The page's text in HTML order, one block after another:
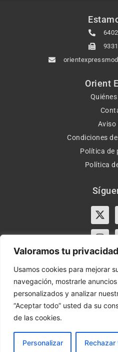
Valoramos tu privacidad
Usamos cookies para mejorar
navegación, mostrarle
personalizados y analizar
“Aceptar todo” usted da su
de las cookies.
Personalizar Rechazar
Orient
Aviso
Condiciones
Política de
Política
X-
Horario:
Lun-Vie de 10:00-
10:00-
Orient Express | Copyright